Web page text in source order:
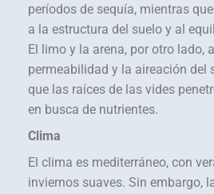
períodos de sequía, mientras
a la estructura del suelo y al
El limo y la arena, por otro lado,
permeabilidad y la aireación del
que las raíces de las vides
en busca de nutrientes.
Clima
El clima es mediterráneo, con
inviernos suaves. Sin embargo,